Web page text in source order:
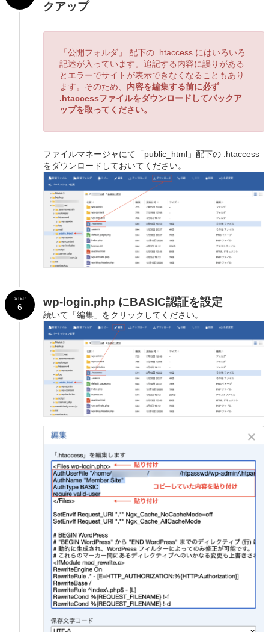
クアップ
「公開フォルダ」 配下の .htaccess にはいろいろ
記述が入っています。追記する内容に誤りがある
とエラーでサイトが表示できなくなることもあり
ます。そのため、 内容を編集する前に必ず
.htaccessファイルをダウンロードしてバックア
ップを取ってください。
ファイルマネージャにて「public_html」配下の .htaccess
をダウンロードしておいてください。
wp-login.php にBASIC認証を設定
続いて「編集」をクリックしてください。
STEP
6